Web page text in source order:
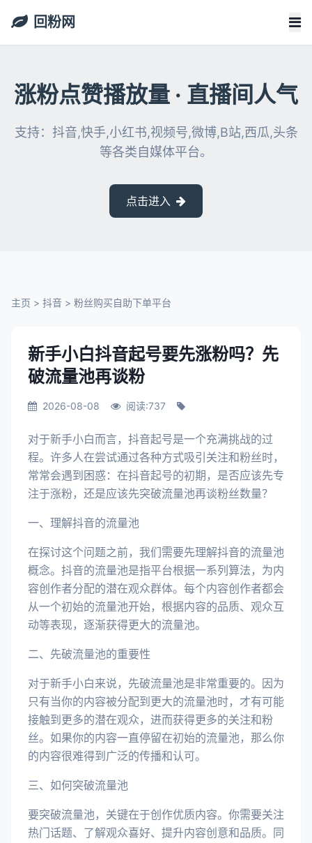
回粉网
涨粉点赞播放量 · 直播间人气
支持：抖音,快手,小红书,视频号,微博,B站,西瓜,头条
等各类自媒体平台。
点击进入
主页 > 抖音 > 粉丝购买自助下单平台
新手小白抖音起号要先涨粉吗？先
破流量池再谈粉
2026-08-08 阅读:737
对于新手小白而言，抖音起号是一个充满挑战的过
程。许多人在尝试通过各种方式吸引关注和粉丝时，
常常会遇到困惑：在抖音起号的初期，是否应该先专
注于涨粉，还是应该先突破流量池再谈粉丝数量？
一、理解抖音的流量池
在探讨这个问题之前，我们需要先理解抖音的流量池
概念。抖音的流量池是指平台根据一系列算法，为内
容创作者分配的潜在观众群体。每个内容创作者都会
从一个初始的流量池开始，根据内容的品质、观众互
动等表现，逐渐获得更大的流量池。
二、先破流量池的重要性
对于新手小白来说，先破流量池是非常重要的。因为
只有当你的内容被分配到更大的流量池时，才有可能
接触到更多的潜在观众，进而获得更多的关注和粉
丝。如果你的内容一直停留在初始的流量池，那么你
的内容很难得到广泛的传播和认可。
三、如何突破流量池
要突破流量池，关键在于创作优质内容。你需要关注
热门话题、了解观众喜好、提升内容创意和品质。同